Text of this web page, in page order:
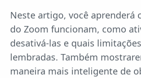
Neste artigo, você aprenderá
do Zoom funcionam, como
desativá-las e quais
lembradas. Também
maneira mais inteligente de